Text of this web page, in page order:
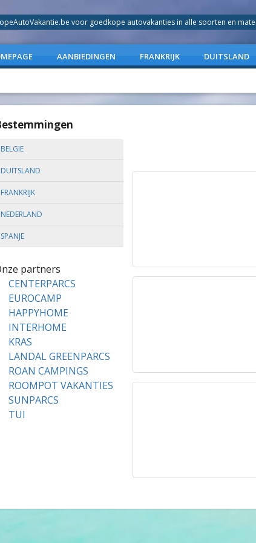
voor goedkope autovakanties in alle soorten en
AANBIEDINGEN FRANKRIJK DUITSLAND
BELGIE
DUITSLAND
FRANKRIJK
NEDERLAND
SPANJE
partners
CENTERPARCS
EUROCAMP
HAPPYHOME
INTERHOME
KRAS
LANDAL GREENPARCS
ROAN CAMPINGS
ROOMPOT VAKANTIES
SUNPARCS
TUI